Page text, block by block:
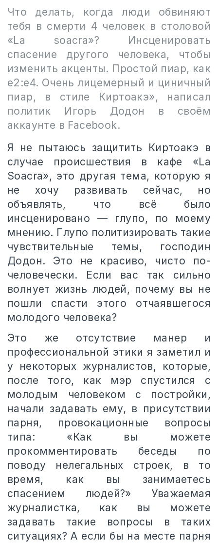
Что делать, когда люди обвиняют
тебя в смерти 4 человек в столовой
«La soacra»? Инсценировать
спасение другого человека, чтобы
изменить акценты. Простой пиар, как
е2:е4. Очень лицемерный и циничный
пиар, в стиле Киртоакэ», написал
политик Игорь Додон в своём
аккаунте в Facebook.
Я не пытаюсь защитить Киртоакэ в
случае происшествия в кафе «La
Soacra», это другая тема, которую я
не хочу развивать сейчас, но
объявлять, что всё было
инсценировано — глупо, по моему
мнению. Глупо политизировать такие
чувствительные темы, господин
Додон. Это не красиво, чисто по-
человечески. Если вас так сильно
волнует жизнь людей, почему вы не
пошли спасти этого отчаявшегося
молодого человека?
Это же отсутствие манер и
профессиональной этики я заметил и
у некоторых журналистов, которые,
после того, как мэр спустился с
молодым человеком с постройки,
начали задавать ему, в присутствии
парня, провокационные вопросы
типа: «Как вы можете
прокомментировать беседы по
поводу нелегальных строек, в то
время, как вы занимаетесь
спасением людей?» Уважаемая
журналистка, как вы можете
задавать такие вопросы в таких
ситуациях? А если бы на месте парня